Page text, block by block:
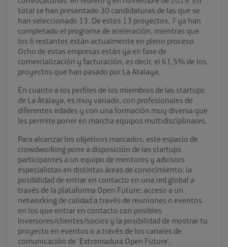
total se han presentado 30 candidaturas de las que se
han seleccionado 13. De estos 13 proyectos, 7 ya han
completado el programa de aceleración, mientras que
los 6 restantes están actualmente en pleno proceso.
Ocho de estas empresas están ya en fase de
comercialización y facturación, es decir, el 61,5% de los
proyectos que han pasado por La Atalaya.
En cuanto a los perfiles de los miembros de las startups
de La Atalaya, es muy variado, con profesionales de
diferentes edades y con una formación muy diversa que
les permite poner en marcha equipos multidisciplinares.
Para alcanzar los objetivos marcados, este espacio de
crowdworking pone a disposición de las startups
participantes a un equipo de mentores y advisors
especialistas en distintas áreas de conocimiento; la
posibilidad de entrar en contacto en una red global a
través de la plataforma Open Future; acceso a un
networking de calidad a través de reuniones o eventos
en los que entrar en contacto con posibles
inversores/clientes/socios y la posibilidad de mostrar tu
proyecto en eventos o a través de los canales de
comunicación de ‘Extremadura Open Future’.